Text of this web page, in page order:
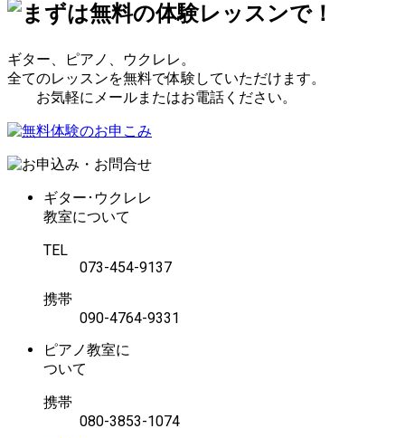
ギター、ピアノ、ウクレレ。
全てのレッスンを無料で体験していただけます。
お気軽にメールまたはお電話ください。
ギター･ウクレレ
教室について
TEL
073-454-9137
携帯
090-4764-9331
ピアノ教室に
ついて
携帯
080-3853-1074